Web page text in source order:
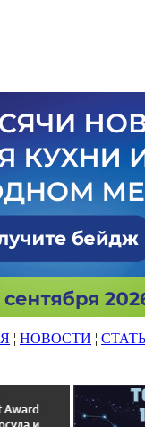
¦ НОВОСТИ ¦